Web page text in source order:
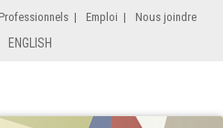
Professionnels | Emploi | Nous joindre
ENGLISH